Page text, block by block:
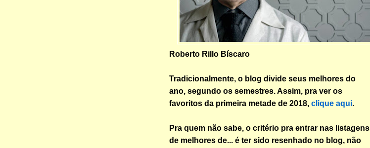
Roberto Rillo Bíscaro
Tradicionalmente, o blog divide seus melhores do
ano, segundo os semestres. Assim, pra ver os
favoritos da primeira metade de 2018, clique aqui.
Pra quem não sabe, o critério pra entrar nas listagens
de melhores de... é ter sido resenhado no blog, não